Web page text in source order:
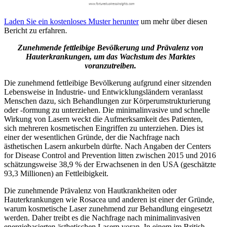
Laden Sie ein kostenloses Muster herunterum mehr über diesen
Bericht zu erfahren.
Zunehmende fettleibige Bevölkerung und Prävalenz von
Hauterkrankungen, um das Wachstum des Marktes
voranzutreiben.
Die zunehmend fettleibige Bevölkerung aufgrund einer sitzenden
Lebensweise in Industrie- und Entwicklungsländern veranlasst
Menschen dazu, sich Behandlungen zur Körperumstrukturierung
oder -formung zu unterziehen. Die minimalinvasive und schnelle
Wirkung von Lasern weckt die Aufmerksamkeit des Patienten,
sich mehreren kosmetischen Eingriffen zu unterziehen. Dies ist
einer der wesentlichen Gründe, der die Nachfrage nach
ästhetischen Lasern ankurbeln dürfte. Nach Angaben der Centers
for Disease Control and Prevention litten zwischen 2015 und 2016
schätzungsweise 38,9 % der Erwachsenen in den USA (geschätzte
93,3 Millionen) an Fettleibigkeit.
Die zunehmende Prävalenz von Hautkrankheiten oder
Hauterkrankungen wie Rosacea und anderen ist einer der Gründe,
warum kosmetische Laser zunehmend zur Behandlung eingesetzt
werden. Daher treibt es die Nachfrage nach minimalinvasiven